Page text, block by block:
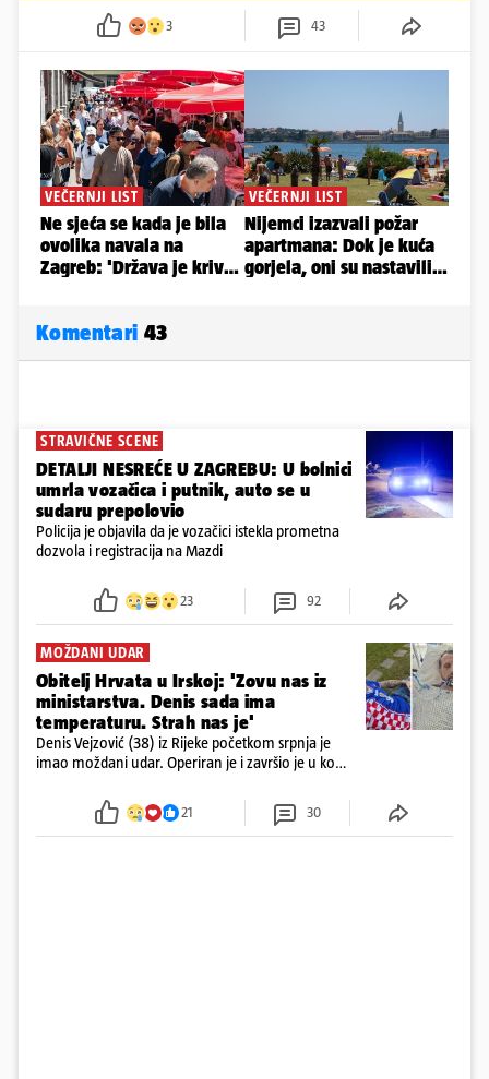
3 43
Komentari 43
STRAVIČNE SCENE
DETALJI NESREĆE U ZAGREBU: U bolnici
umrla vozačica i putnik, auto se u
sudaru prepolovio
Policija je objavila da je vozačici istekla prometna
dozvola i registracija na Mazdi
23 92
MOŽDANI UDAR
Obitelj Hrvata u Irskoj: 'Zovu nas iz
ministarstva. Denis sada ima
temperaturu. Strah nas je'
Denis Vejzović (38) iz Rijeke početkom srpnja je
imao moždani udar. Operiran je i završio je u komi.
tamošnji liječnici ne vjeruju u oporavak: 'Imamo
21 30